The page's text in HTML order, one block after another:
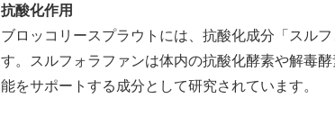
抗酸化作用
ブロッコリースプラウトには、抗酸化成分「スル
す。スルフォラファンは体内の抗酸化酵素や解毒
能をサポートする成分として研究されています。